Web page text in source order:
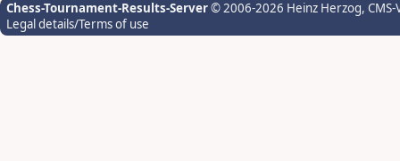
Chess-Tournament-Results-Server© 2006-2026 Heinz Herzog,
Legal details/Terms of use